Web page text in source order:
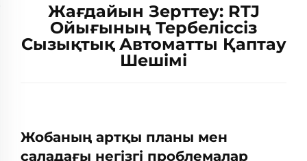
Жағдайын Зерттеу: RTJ
Ойығының Тербеліссіз
Сызықтық Автоматты Қаптау
Шешімі
Жобаның артқы планы мен
саладағы негізгі проблемалар